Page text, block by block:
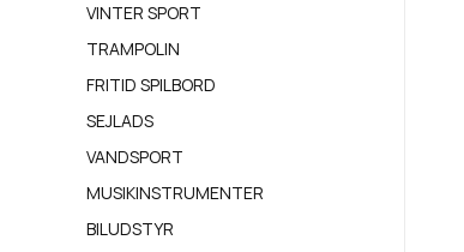
VINTER SPORT
TRAMPOLIN
FRITID SPILBORD
SEJLADS
VANDSPORT
MUSIKINSTRUMENTER
BILUDSTYR